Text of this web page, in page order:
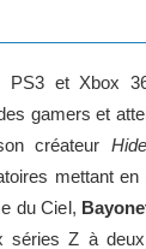
PS3 et Xbox
gamers et
créateur
mettant
du Ciel,
séries Z à